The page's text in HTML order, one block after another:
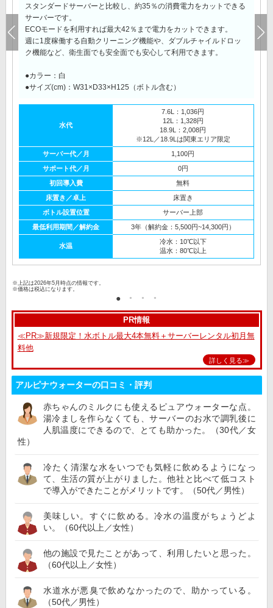
スタンダードサーバーと比較し、約35％の消費電力をカットできる
サーバーです。
ECOモードを利用すれば最大42％まで電力をカットできます。
週に1度稼働する自動クリーニング機能や、ダブルチャイルドロッ
ク機能など、衛生面でも安全面でも安心して利用できます。
●カラー：白
●サイズ(cm)：W31×D33×H125（ボトル含む）
水代
7.6L：1,036円
12L：1,328円
18.9L：2,008円
※12L／18.9Lは関東エリア限定
サーバー代／月
1,100円
サポート代／月
0円
初回導入費
無料
床置き／卓上
床置き
ボトル設置位置
サーバー上部
最低利用期間／解約金
3年（解約金：5,500円~14,300円）
水温
冷水：10℃以下
温水：80℃以上
※上記は2026年5月時点の情報です。
※価格は税込になります。
PR情報
≪PR≫新規限定！水ボトル最大4本無料＋サーバーレンタル初月無
料他
詳しく見る≫
アルピナウォーターの口コミ・評判
赤ちゃんのミルクにも使えるピュアウォーターな点。
湯冷ましを作らなくても、サーバーのお水で調乳後に
人肌温度にできるので、とても助かった。（30代／女
性）
冷たく清潔な水をいつでも気軽に飲めるようになっ
て、生活の質が上がりました。他社と比べて低コスト
で導入ができたことがメリットです。（50代／男性）
美味しい。すぐに飲める。冷水の温度がちょうどよ
い。（60代以上／女性）
他の施設で見たことがあって、利用したいと思った。
（60代以上／女性）
水道水が悪臭で飲めなかったので、助かっている。
（50代／男性）